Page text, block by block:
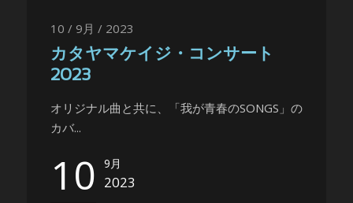
10 / 9月 / 2023
カタヤマケイジ・コンサート
2023
オリジナル曲と共に、「我が青春のSONGS」の
カバ...
10 9月
2023